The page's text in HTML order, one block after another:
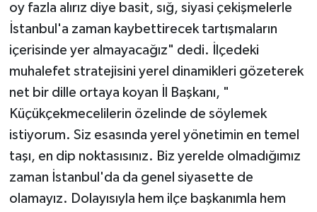
oy fazla alırız diye basit, sığ, siyasi çekişmelerle
İstanbul'a zaman kaybettirecek tartışmaların
içerisinde yer almayacağız" dedi. İlçedeki
muhalefet stratejisini yerel dinamikleri gözeterek
net bir dille ortaya koyan İl Başkanı, "
Küçükçekmecelilerin özelinde de söylemek
istiyorum. Siz esasında yerel yönetimin en temel
taşı, en dip noktasısınız. Biz yerelde olmadığımız
zaman İstanbul'da da genel siyasette de
olamayız. Dolayısıyla hem ilçe başkanımla hem